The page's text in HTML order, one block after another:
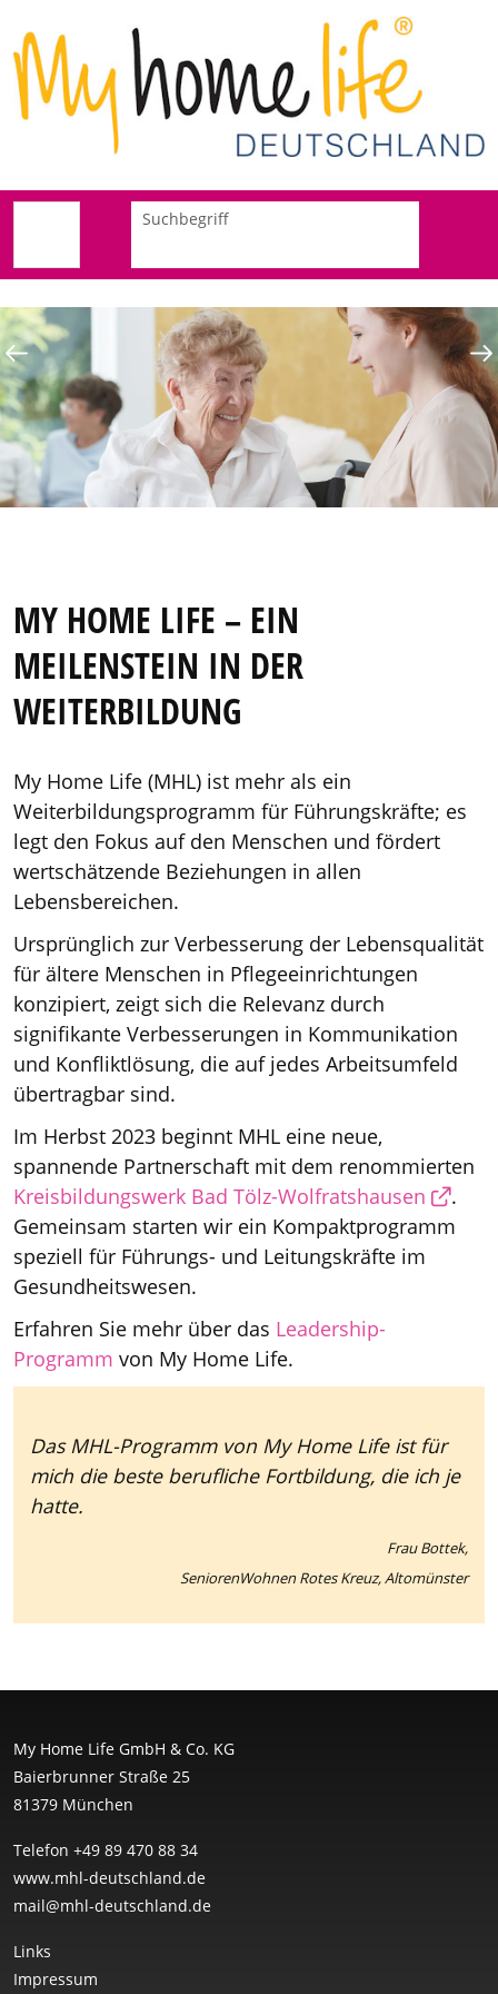
MY HOME LIFE – EIN
MEILENSTEIN IN DER
WEITERBILDUNG
My Home Life (MHL) ist mehr als ein
Weiterbildungsprogramm für Führungskräfte; es
legt den Fokus auf den Menschen und fördert
wertschätzende Beziehungen in allen
Lebensbereichen.
Ursprünglich zur Verbesserung der Lebensqualität
für ältere Menschen in Pflegeeinrichtungen
konzipiert, zeigt sich die Relevanz durch
signifikante Verbesserungen in Kommunikation
und Konfliktlösung, die auf jedes Arbeitsumfeld
übertragbar sind.
Im Herbst 2023 beginnt MHL eine neue,
spannende Partnerschaft mit dem renommierten
Kreisbildungswerk Bad Tölz-Wolfratshausen
.
Gemeinsam starten wir ein Kompaktprogramm
speziell für Führungs- und Leitungskräfte im
Gesundheitswesen.
Erfahren Sie mehr über das Leadership-
Programm von My Home Life.
Das MHL-Programm von My Home Life ist für
mich die beste berufliche Fortbildung, die ich je
hatte.
Frau Bottek,
SeniorenWohnen Rotes Kreuz, Altomünster
My Home Life GmbH & Co. KG
Baierbrunner Straße 25
81379 München
Telefon +49 89 470 88 34
www.mhl-deutschland.de
ed.dnalhcstued-lhm@liam
Links
Impressum